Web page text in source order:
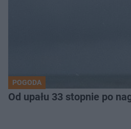
POGODA
Od upału 33 stopnie po